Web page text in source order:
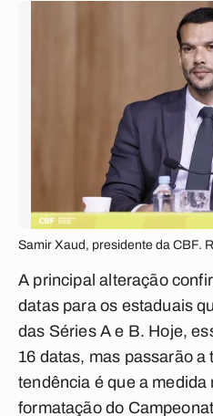
Samir Xaud, presidente da CBF.
A principal alteração
datas para os estaduais
das Séries A e B. Hoje,
16 datas, mas passarão a
tendência é que a medida
formatação do